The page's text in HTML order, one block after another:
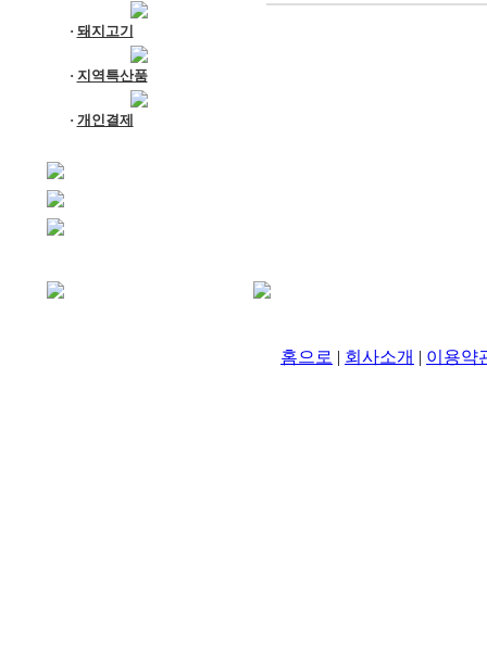
· 돼지고기
· 지역특산품
· 개인결제
홈으로 | 회사소개 | 이용약